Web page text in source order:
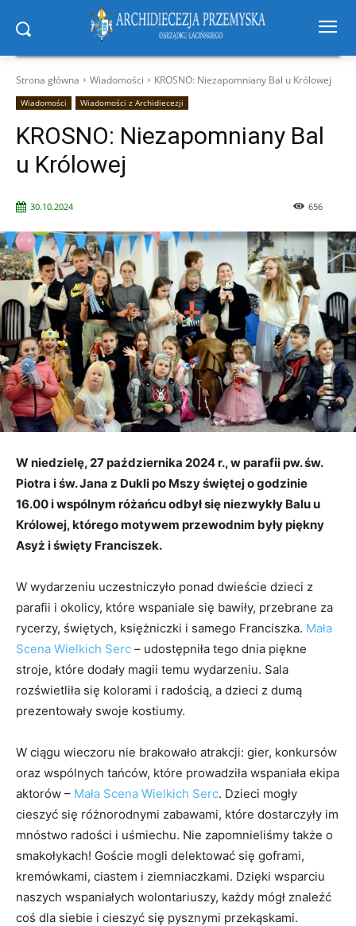
Strona główna Wiadomości KROSNO: Niezapomniany Bal u Królowej
Wiadomości Wiadomości z Archidiecezji
KROSNO: Niezapomniany Bal
u Królowej
30.10.2024 656
W niedzielę, 27 października 2024 r., w parafii pw. św.
Piotra i św. Jana z Dukli po Mszy świętej o godzinie
16.00 i wspólnym różańcu odbył się niezwykły Balu u
Królowej, którego motywem przewodnim były piękny
Asyż i święty Franciszek.
W wydarzeniu uczestniczyło ponad dwieście dzieci z
parafii i okolicy, które wspaniale się bawiły, przebrane za
rycerzy, świętych, księżniczki i samego Franciszka. Mała
Scena Wielkich Serc – udostępniła tego dnia piękne
stroje, które dodały magii temu wydarzeniu. Sala
rozświetliła się kolorami i radością, a dzieci z dumą
prezentowały swoje kostiumy.
W ciągu wieczoru nie brakowało atrakcji: gier, konkursów
oraz wspólnych tańców, które prowadziła wspaniała ekipa
aktorów – Mała Scena Wielkich Serc. Dzieci mogły
cieszyć się różnorodnymi zabawami, które dostarczyły im
mnóstwo radości i uśmiechu. Nie zapomnieliśmy także o
smakołykach! Goście mogli delektować się goframi,
kremówkami, ciastem i ziemniaczkami. Dzięki wsparciu
naszych wspaniałych wolontariuszy, każdy mógł znaleźć
coś dla siebie i cieszyć się pysznymi przekąskami.